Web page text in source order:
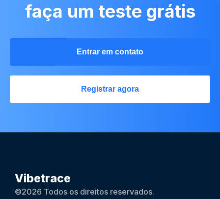
faça um teste grátis
Entrar em contato
Registrar agora
Vibetrace
©2026 Todos os direitos reservados.